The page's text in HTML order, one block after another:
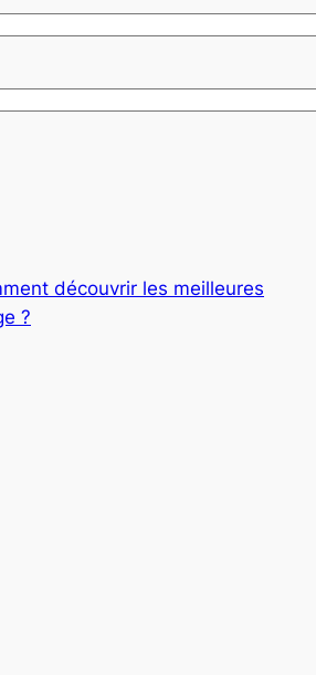
découvrir les meilleures
?